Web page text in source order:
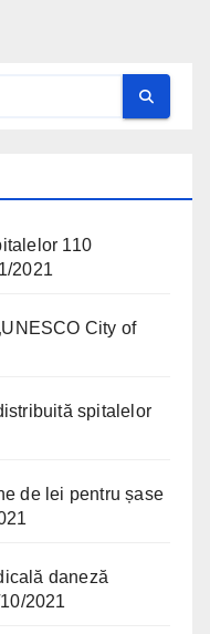
110
2021
City of
spitalelor
de lei pentru șase
daneză
2021